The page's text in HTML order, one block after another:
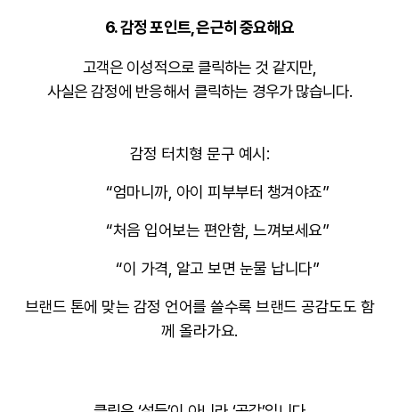
6.감정 포인트, 은근히 중요해요
고객은 이성적으로 클릭하는 것 같지만,
사실은감정에 반응해서 클릭하는 경우가 많습니다.
감정 터치형 문구 예시:
“엄마니까, 아이 피부부터 챙겨야죠”
“처음 입어보는 편안함, 느껴보세요”
“이 가격, 알고 보면 눈물 납니다”
브랜드 톤에 맞는 감정 언어를 쓸수록브랜드 공감도도 함
께 올라가요.